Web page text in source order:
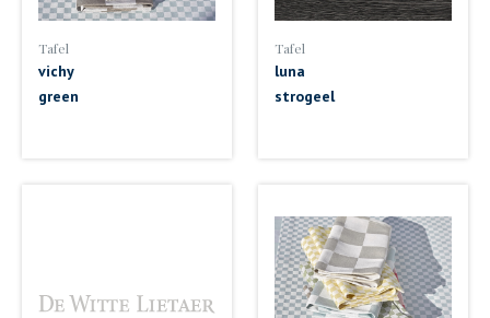
Tafel
vichy
green
Tafel
luna
strogeel